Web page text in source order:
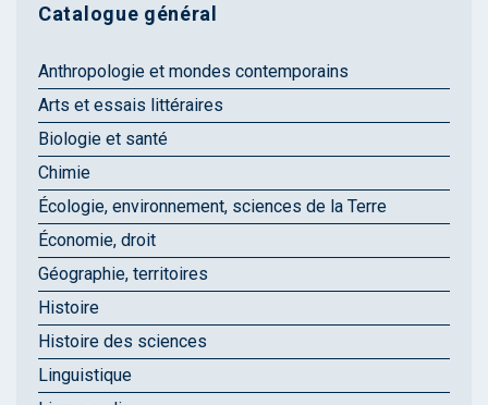
Catalogue général
Anthropologie et mondes contemporains
Arts et essais littéraires
Biologie et santé
Chimie
Écologie, environnement, sciences de la Terre
Économie, droit
Géographie, territoires
Histoire
Histoire des sciences
Linguistique